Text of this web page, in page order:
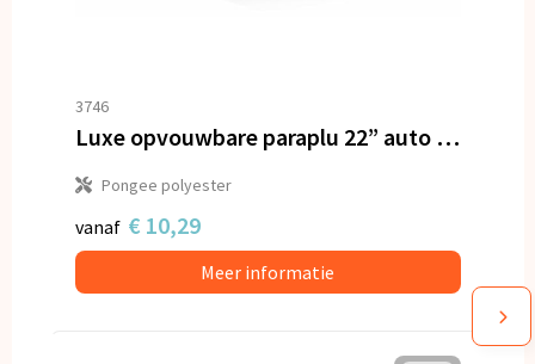
3746
Luxe opvouwbare paraplu 22” auto open/auto sluiten
Pongee polyester
vanaf € 10,29
Meer informatie